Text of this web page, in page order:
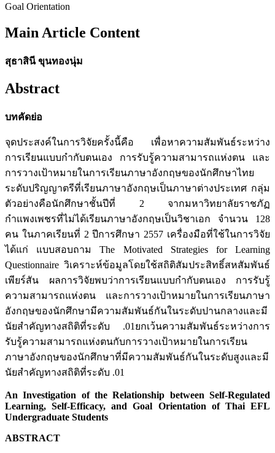
Goal Orientation
Main Article Content
สุธาสินี ขุนทองนุ่ม
Abstract
บทคัดย่อ
จุดประสงค์ในการวิจัยครั้งนี้คือ เพื่อหาความสัมพันธ์ระหว่าง
การเรียนแบบกำกับตนเอง การรับรู้ความสามารถแห่งตน และ
การวางเป้าหมายในการเรียนภาษาอังกฤษของนักศึกษาไทย
ระดับปริญญาตรีที่เรียนภาษาอังกฤษเป็นภาษาต่างประเทศ กลุ่ม
ตัวอย่างคือนักศึกษาชั้นปีที่ 2 จากมหาวิทยาลัยราชภัฏ
กำแพงเพชรที่ไม่ได้เรียนภาษาอังกฤษเป็นวิชาเอก จำนวน 128
คน ในภาคเรียนที่ 2 ปีการศึกษา 2557 เครื่องมือที่ใช้ในการวิจัย
ได้แก่ แบบสอบถาม The Motivated Strategies for Learning
Questionnaire วิเคราะห์ข้อมูลโดยใช้สถิติสัมประสิทธิ์สหสัมพันธ์
เพียร์สัน ผลการวิจัยพบว่าการเรียนแบบกำกับตนเอง การรับรู้
ความสามารถแห่งตน และการวางเป้าหมายในการเรียนภาษา
อังกฤษของนักศึกษามีความสัมพันธ์กันในระดับปานกลางและมี
นัยสำคัญทางสถิติที่ระดับ .01ยกเว้นความสัมพันธ์ระหว่างการ
รับรู้ความสามารถแห่งตนกับการวางเป้าหมายในการเรียน
ภาษาอังกฤษของนักศึกษาที่มีความสัมพันธ์กันในระดับสูงและมี
นัยสำคัญทางสถิติที่ระดับ .01
An Investigation of the Relationship between Self-Regulated
Learning, Self-Efficacy, and Goal Orientation of Thai EFL
Undergraduate Students
ABSTRACT